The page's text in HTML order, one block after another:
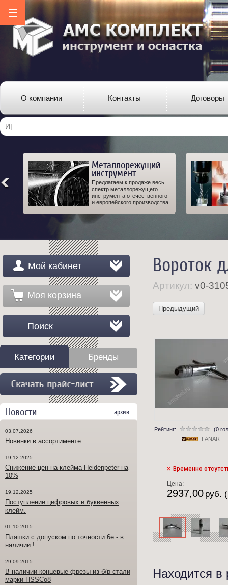
О компании Контакты Договоры
Металлорежущий
инструмент
Предлагаем к продаже весь
спектр металлорежущего
инструмента отечественного
и европейского производства.
Вороток
Артикул: v0-
Предыдущий
Рейтинг:
(0
FANAR
Временно
Цена:
2937,00 руб.
Находится в
Мой кабинет
Моя корзина
Поиск
Категории Бренды
Новости архив
03.07.2026
Новинки в ассортименте.
19.12.2025
Снижение цен на клейма Heidenpeter на
10%
19.12.2025
Поступление цифровых и буквенных
клейм.
01.10.2015
Плашки с допуском по точности 6е - в
наличии !
29.09.2015
В наличии концевые фрезы из б/р стали
марки HSSCo8